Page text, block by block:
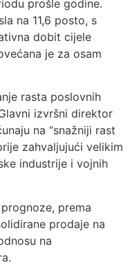
prošle godine.
na 11,6 posto, s
dobit cijele
je za osam
rasta poslovnih
izvršni direktor
na “snažniji rast
zahvaljujući velikim
industrije i vojnih
prema
prodaje na
na